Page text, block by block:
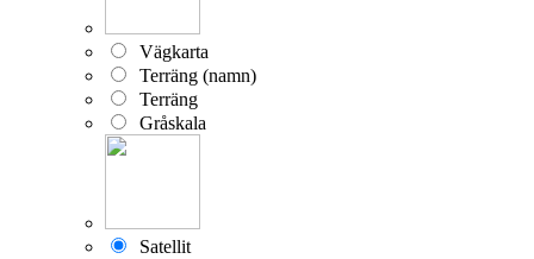
Vägkarta
Terräng (namn)
Terräng
Gråskala
Satellit